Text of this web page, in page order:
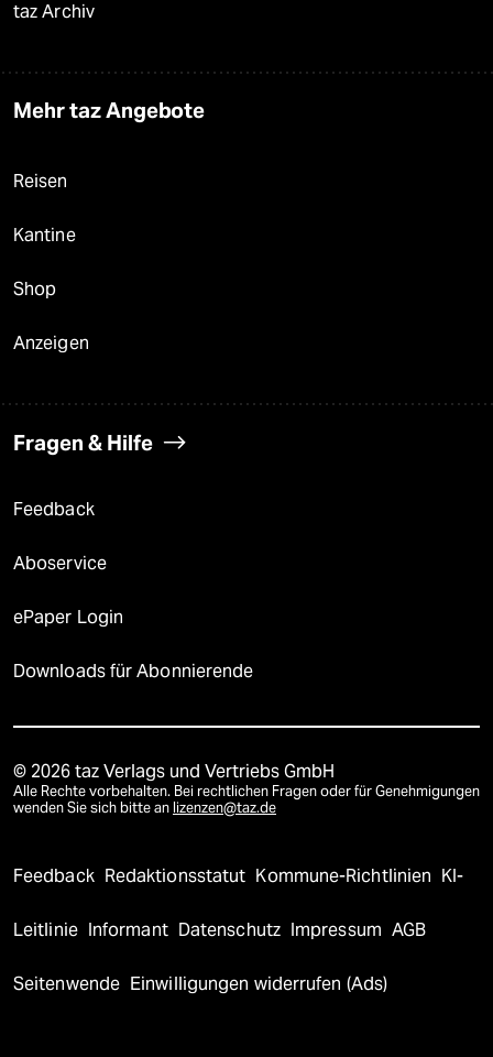
taz Archiv
Mehr taz Angebote
Reisen
Kantine
Shop
Anzeigen
Fragen & Hilfe
Feedback
Aboservice
ePaper Login
Downloads für Abonnierende
© 2026 taz Verlags und Vertriebs GmbH
Alle Rechte vorbehalten. Bei rechtlichen Fragen oder für Genehmigungen
wenden Sie sich bitte an lizenzen@taz.de
Feedback Redaktionsstatut Kommune-Richtlinien KI-
Leitlinie Informant Datenschutz Impressum AGB
Seitenwende Einwilligungen widerrufen (Ads)